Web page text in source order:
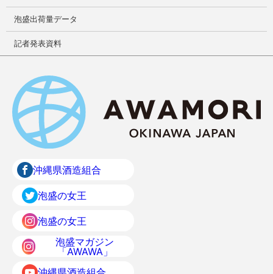
泡盛出荷量データ
記者発表資料
沖縄県酒造組合
泡盛の女王
泡盛の女王
泡盛マガジン
「AWAWA」